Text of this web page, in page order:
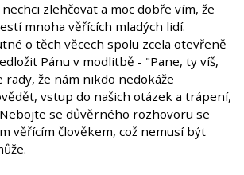
zlehčovat a moc dobře vím, že
mnoha věřících mladých lidí.
o těch věcech spolu zcela otevřeně
Pánu v modlitbě - "Pane, ty víš,
rady, že nám nikdo nedokáže
vstup do našich otázek a trápení,
se důvěrného rozhovoru se
věřícím člověkem, což nemusí být